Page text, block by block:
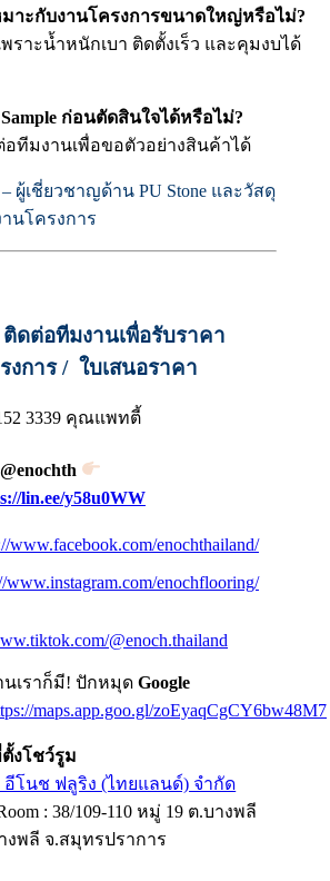
มาะกับงานโครงการขนาดใหญ่หรือไม่?
พราะน้ำหนักเบา ติดตั้งเร็ว และคุมงบได้
ก่อนตัดสินใจได้หรือไม่?
อทีมงานเพื่อขอตัวอย่างสินค้าได้
– ผู้เชี่ยวชาญด้าน PU Stone และวัสดุ
นโครงการ
ติดต่อทีมงานเพื่อรับราคา
งการ / ใบเสนอราคา
3339 คุณแพทตี้
lin.ee/y58u0WW
www.facebook.com/enochthailand/
www.instagram.com/enochflooring/
@enoch.thailand
นเราก็มี! ปักหมุดGoogle
maps.app.goo.gl/zoEyaqCgCY6bw48M7
โชว์รูม
โนช ฟลูริง (ไทยแลนด์) จำกัด
: 38/109-110 หมู่ 19 ต.บางพลี
งพลี จ.สมุทรปราการ